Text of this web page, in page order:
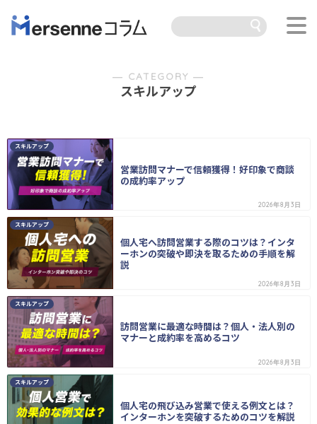
― CATEGORY ―
スキルアップ
スキルアップ
営業訪問マナーで信頼獲得！好印象で商談
の成約率アップ
2026年8月3日
スキルアップ
個人宅へ訪問営業する際のコツは？インタ
ーホンの突破や即決を取るための手順を解
説
2026年8月3日
スキルアップ
訪問営業に最適な時間は？個人・法人別の
マナーと成約率を高めるコツ
2026年8月3日
スキルアップ
個人宅の飛び込み営業で使える例文とは？
インターホンを突破するためのコツを解説